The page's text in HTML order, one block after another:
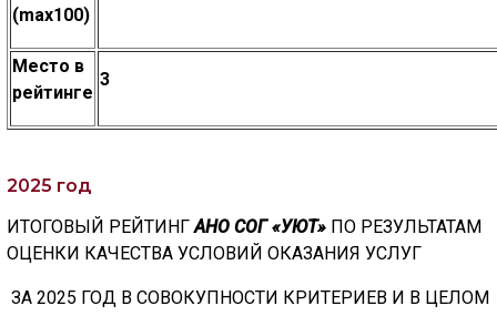
(max100)
Место в
рейтинге
3
2025 год
ИТОГОВЫЙ РЕЙТИНГАНО СОГ «УЮТ» ПО РЕЗУЛЬТАТАМ
ОЦЕНКИ КАЧЕСТВА УСЛОВИЙ ОКАЗАНИЯ УСЛУГ
ЗА 2025 ГОД В СОВОКУПНОСТИ КРИТЕРИЕВ И В ЦЕЛОМ